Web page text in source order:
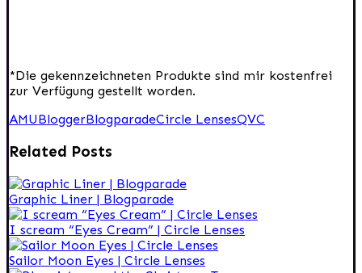
*Die gekennzeichneten Produkte sind mir kostenfrei
zur Verfügung gestellt worden.
AMUBloggerBlogparadeCircle LensesQVC
Related Posts
Graphic Liner | Blogparade
I scream “Eyes Cream” | Circle Lenses
Sailor Moon Eyes | Circle Lenses